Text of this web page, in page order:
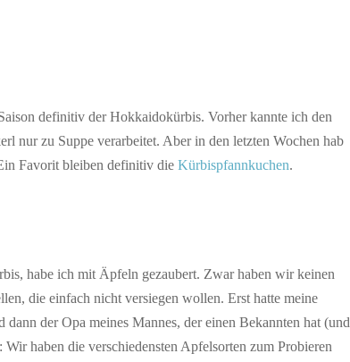
definitiv der Hokkaidokürbis. Vorher kannte ich den
nur zu Suppe verarbeitet. Aber in den letzten Wochen hab
Favorit bleiben definitiv die Kürbispfannkuchen.
habe ich mit Äpfeln gezaubert. Zwar haben wir keinen
die einfach nicht versiegen wollen. Erst hatte meine
der Opa meines Mannes, der einen Bekannten hat (und
haben die verschiedensten Apfelsorten zum Probieren